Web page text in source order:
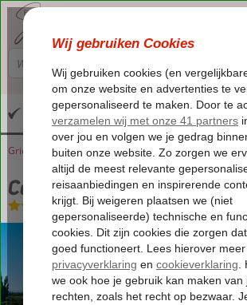
Altijd inclusief huurauto
Home
Griekenland Kreta Platanias Caldera Platanias Villas
Caldera Platanias Villas
Logies-Villa